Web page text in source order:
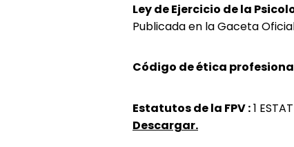
Ley de Ejercicio de la
Publicada en la Gaceta
Código de ética
Estatutos de la FPV :1
Descargar.